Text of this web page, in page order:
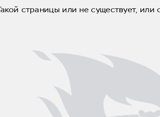
Такой страницы или не существует,